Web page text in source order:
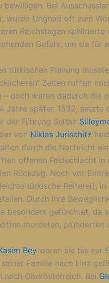
bewilligen. Bei
wurde Ungnad oft zum
Reichstagen
Gefahr, um sie für
türkischen Planung
Zeiten ruhten
– doch waren dadurch die
Jahre später, 1532, setzte
der Führung Sultan
von Niklas Jurischitz
durch die Nachricht
offenen Feldschlacht
Rückzug. Noch vor
türkische Reiterei),
Durch ihre
besonders gefürchtet, da
mordeten, plünderten
Bey waren sie bis zur
Familie nach Linz
nach Oberösterreich. Bei